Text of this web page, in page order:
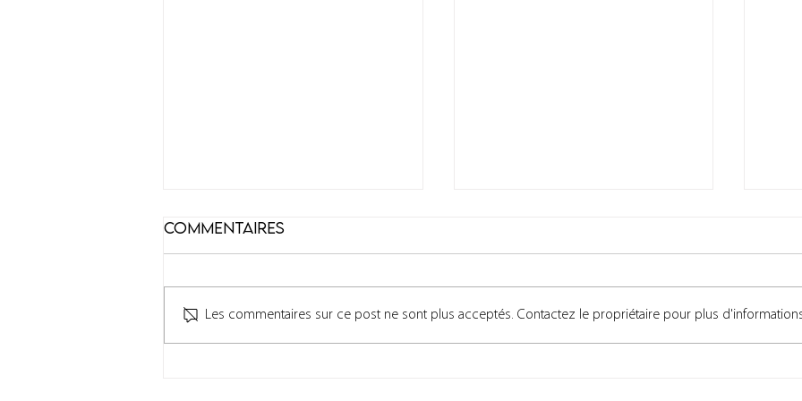
Commentaires
Les commentaires sur ce post ne sont plus acceptés. Contactez le propriétaire pour plus